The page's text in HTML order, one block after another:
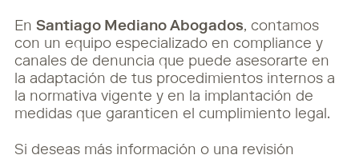
EnSantiago Mediano Abogados, contamos
con un equipo especializado en compliance y
canales de denuncia que puede asesorarte en
la adaptación de tus procedimientos internos a
la normativa vigente y en la implantación de
medidas que garanticen el cumplimiento legal.
Si deseas más información o una revisión